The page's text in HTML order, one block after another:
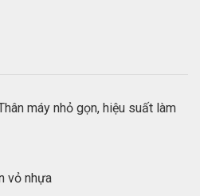
máy nhỏ gọn, hiệu suất làm
vỏ nhựa